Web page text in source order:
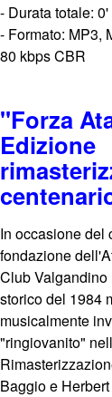
e
r
a
- Durata totale:
- Formato: MP3,
80 kbps CBR
"Forza
Edizione
In occasione del
fondazione
Club
storico del 1984
musicalmente
"ringiovanito"
Baggio e